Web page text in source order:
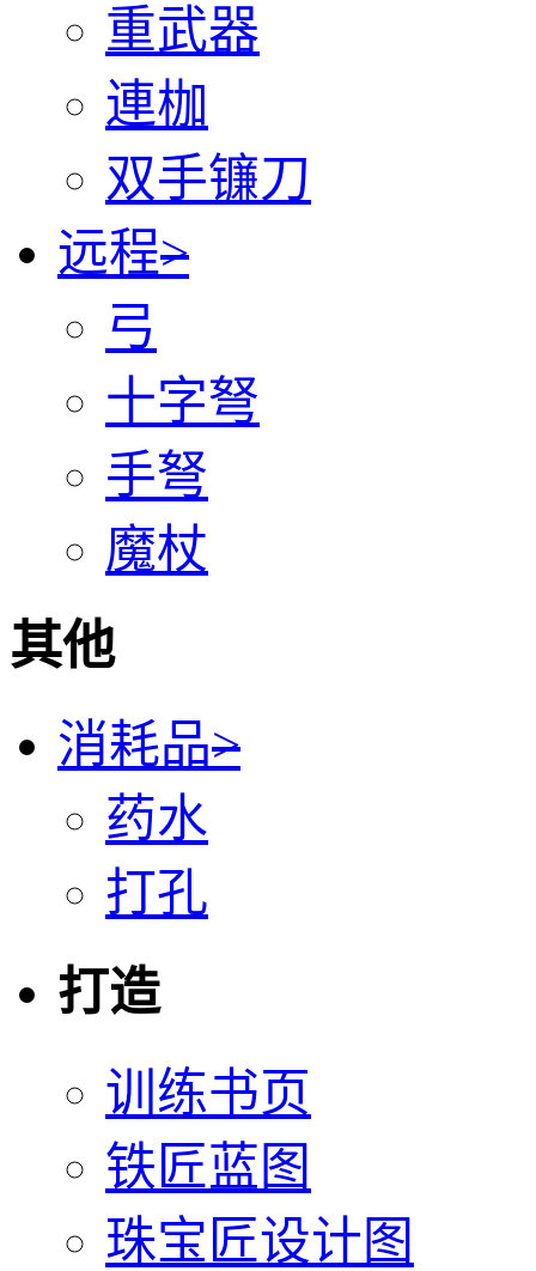
重武器
連枷
双手镰刀
远程>
弓
十字弩
手弩
魔杖
其他
消耗品>
药水
打孔
打造
训练书页
铁匠蓝图
珠宝匠设计图